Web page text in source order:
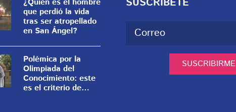
campaña
¿Quién es el hombre
que perdió la vida
tras ser atropellado
en San Ángel?
Polémica por la
Olimpiada del
Conocimiento: este
es el criterio de
SUSCRÍBETE
SUSCRIBIRME